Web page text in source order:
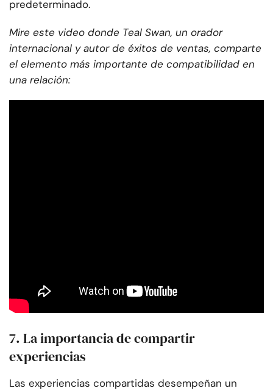
predeterminado.
Mire este video donde Teal Swan, un orador
internacional y autor de éxitos de ventas, comparte
el elemento más importante de compatibilidad en
una relación:
7. La importancia de compartir
experiencias
Las experiencias compartidas desempeñan un